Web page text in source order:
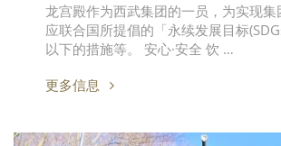
龙宫殿作为西武集团的一员，为实现
应联合国所提倡的「永续发展目标
以下的措施等。 安心·安全 饮 …
更多信息